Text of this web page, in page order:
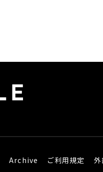
Archive ご利用規定 外